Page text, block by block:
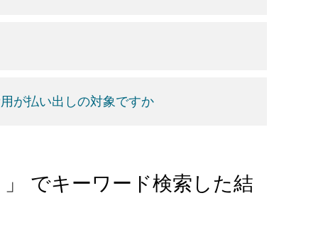
が払い出しの対象ですか
でキーワード検索した結